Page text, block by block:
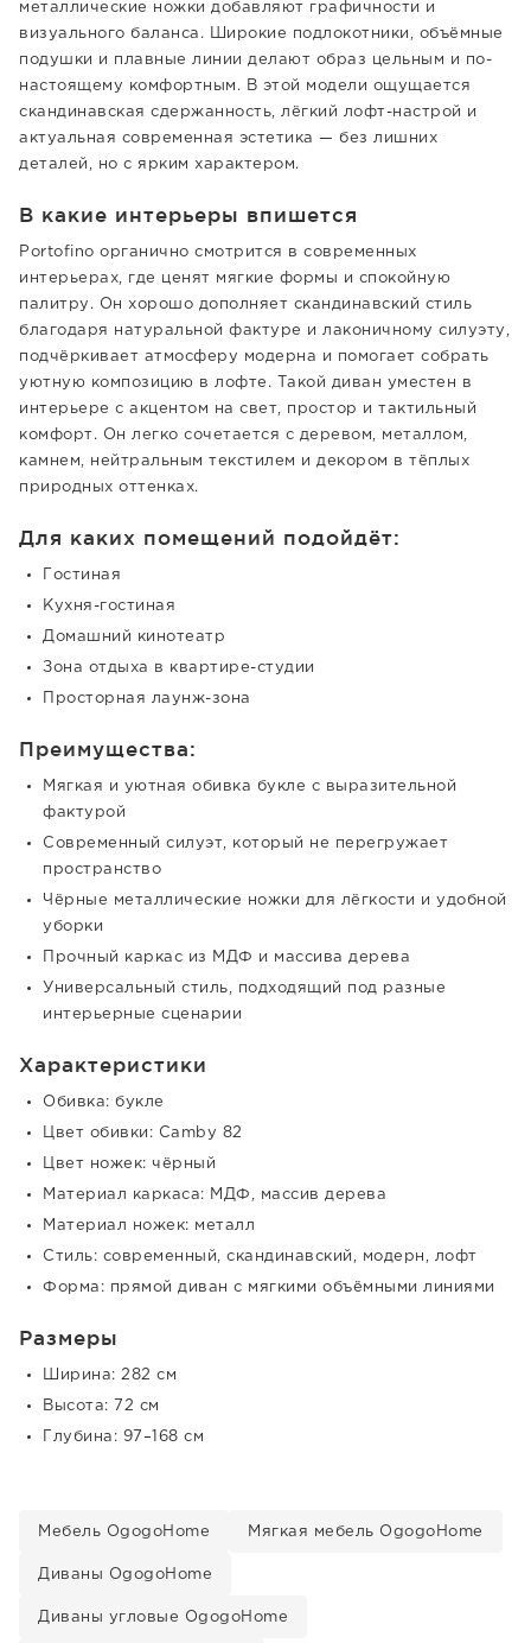
металлические ножки добавляют графичности и
визуального баланса. Широкие подлокотники, объёмные
подушки и плавные линии делают образ цельным и по-
настоящему комфортным. В этой модели ощущается
скандинавская сдержанность, лёгкий лофт-настрой и
актуальная современная эстетика — без лишних
деталей, но с ярким характером.
В какие интерьеры впишется
Portofino органично смотрится в современных
интерьерах, где ценят мягкие формы и спокойную
палитру. Он хорошо дополняет скандинавский стиль
благодаря натуральной фактуре и лаконичному силуэту,
подчёркивает атмосферу модерна и помогает собрать
уютную композицию в лофте. Такой диван уместен в
интерьере с акцентом на свет, простор и тактильный
комфорт. Он легко сочетается с деревом, металлом,
камнем, нейтральным текстилем и декором в тёплых
природных оттенках.
Для каких помещений подойдёт:
Гостиная
Кухня-гостиная
Домашний кинотеатр
Зона отдыха в квартире-студии
Просторная лаунж-зона
Преимущества:
Мягкая и уютная обивка букле с выразительной
фактурой
Современный силуэт, который не перегружает
пространство
Чёрные металлические ножки для лёгкости и удобной
уборки
Прочный каркас из МДФ и массива дерева
Универсальный стиль, подходящий под разные
интерьерные сценарии
Характеристики
Обивка: букле
Цвет обивки: Camby 82
Цвет ножек: чёрный
Материал каркаса: МДФ, массив дерева
Материал ножек: металл
Стиль: современный, скандинавский, модерн, лофт
Форма: прямой диван с мягкими объёмными линиями
Размеры
Ширина: 282 см
Высота: 72 см
Глубина: 97–168 см
Мебель OgogoHome Мягкая мебель OgogoHome
Диваны OgogoHome
Диваны угловые OgogoHome